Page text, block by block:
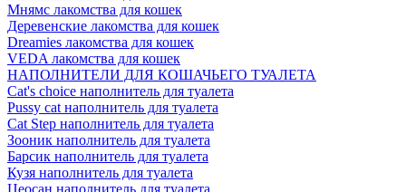
Мнямс лакомства для кошек
Деревенские лакомства для кошек
Dreamies лакомства для кошек
VEDA лакомства для кошек
НАПОЛНИТЕЛИ ДЛЯ КОШАЧЬЕГО ТУАЛЕТА
Cat's choice наполнитель для туалета
Pussy cat наполнитель для туалета
Cat Step наполнитель для туалета
Зооник наполнитель для туалета
Барсик наполнитель для туалета
Кузя наполнитель для туалета
Цеосан наполнитель для туалета